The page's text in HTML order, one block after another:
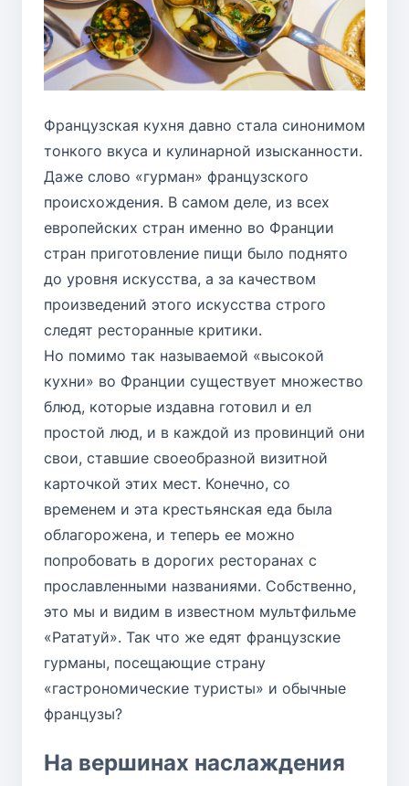
Французская кухня давно стала синонимом
тонкого вкуса и кулинарной изысканности.
Даже слово «гурман» французского
происхождения. В самом деле, из всех
европейских стран именно во Франции
стран приготовление пищи было поднято
до уровня искусства, а за качеством
произведений этого искусства строго
следят ресторанные критики.
Но помимо так называемой «высокой
кухни» во Франции существует множество
блюд, которые издавна готовил и ел
простой люд, и в каждой из провинций они
свои, ставшие своеобразной визитной
карточкой этих мест. Конечно, со
временем и эта крестьянская еда была
облагорожена, и теперь ее можно
попробовать в дорогих ресторанах с
прославленными названиями. Собственно,
это мы и видим в известном мультфильме
«Рататуй». Так что же едят французские
гурманы, посещающие страну
«гастрономические туристы» и обычные
французы?
На вершинах наслаждения